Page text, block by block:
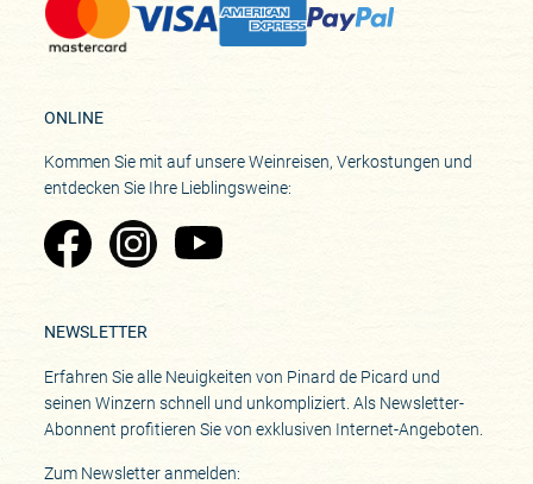
ONLINE
Kommen Sie mit auf unsere Weinreisen, Verkostungen und
entdecken Sie Ihre Lieblingsweine:
Zu Pinard's Facebook-Seite
Zu Pinard's Instagram-Seite
Zu Pinard's YouTube-Seite
NEWSLETTER
Erfahren Sie alle Neuigkeiten von Pinard de Picard und
seinen Winzern schnell und unkompliziert. Als Newsletter-
Abonnent profitieren Sie von exklusiven Internet-Angeboten.
Zum Newsletter anmelden: